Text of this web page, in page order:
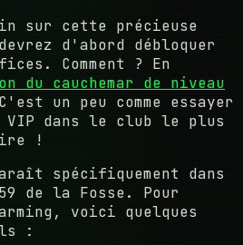
sur cette précieuse
d'abord débloquer
Comment ? En
du cauchemar de niveau
un peu comme essayer
dans le club le plus
!
spécifiquement dans
de la Fosse. Pour
voici quelques
: